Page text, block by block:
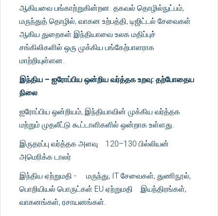
ஆகியவை பங்காற்றுகின்றன. தகவல் தொழில்நுட்பம்,
மருந்துத் தொழில், வாகன உற்பத்தி, டிஜிட்டல் சேவைகள்
ஆகிய துறைகள் இந்தியாவை உலக மதிப்புச்
சங்கிலிகளில் ஒரு முக்கிய பங்கேற்பாளராக
மாற்றியுள்ளன.
இந்திய – ஐரோப்பிய ஒன்றிய வர்த்தக உறவு: தற்போதைய
நிலை
ஐரோப்பிய ஒன்றியம், இந்தியாவின் முக்கிய வர்த்தக
மற்றும் முதலீட்டு கூட்டாளிகளில் ஒன்றாக உள்ளது.
இருதரப்பு வர்த்தக அளவு 120–130 பில்லியன்
அமெரிக்க டாலர்
இந்திய ஏற்றுமதி - மருந்து, IT சேவைகள், துணிநூல்,
பொறியியல் பொருட்கள் EU ஏற்றுமதி இயந்திரங்கள்,
வாகனங்கள், ரசாயனங்கள்.